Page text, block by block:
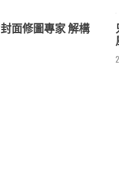
面修圖專家 解構